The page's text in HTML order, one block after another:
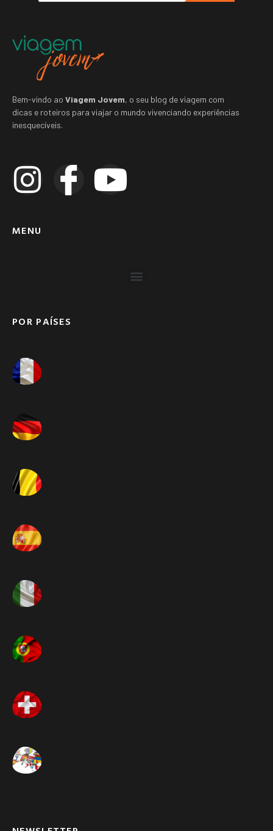
Bem-vindo ao Viagem Jovem, o seu blog de viagem com
dicas e roteiros para viajar o mundo vivenciando experiências
inesquecíveis.
MENU
POR PAÍSES